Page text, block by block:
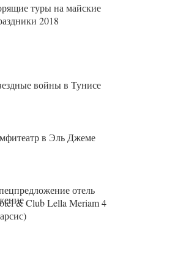
туры на майские
2018
войны в Тунисе
в Эль Джеме
отель
& Club Lella Meriam 4